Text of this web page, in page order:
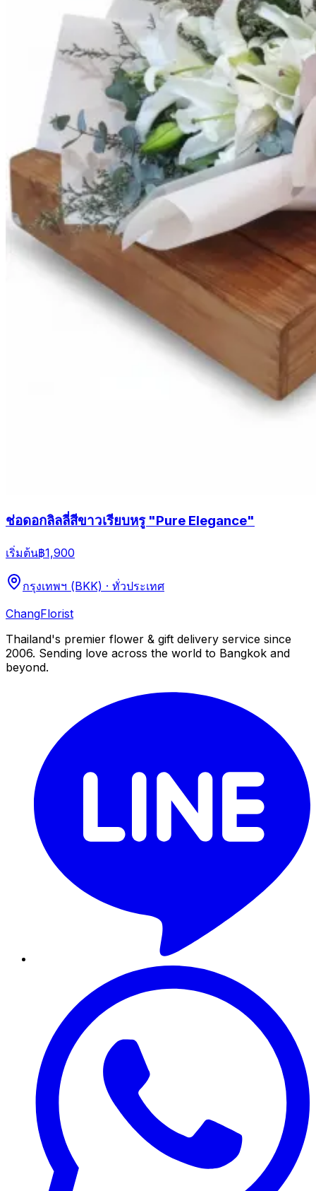
ช่อดอกลิลลี่สีขาวเรียบหรู "Pure Elegance"
เริ่มต้น฿1,900
กรุงเทพฯ (BKK) · ทั่วประเทศ
ChangFlorist
Thailand's premier flower & gift delivery service since
2006. Sending love across the world to Bangkok and
beyond.